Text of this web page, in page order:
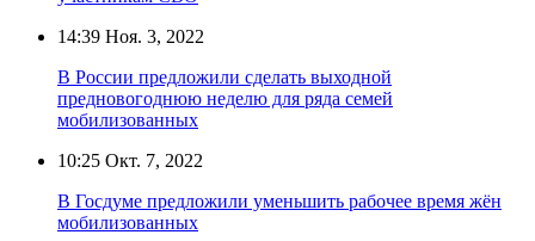
14:39 Ноя. 3, 2022
В России предложили сделать выходной
предновогоднюю неделю для ряда семей
мобилизованных
10:25 Окт. 7, 2022
В Госдуме предложили уменьшить рабочее время жён
мобилизованных